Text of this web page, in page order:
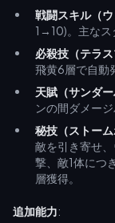
戦闘スキル（ウ
1→10)。主なス
必殺技（テラス
飛黄6層で自動
天賦（サンダー
ンの間ダメー
秘技（ストーム
敵を引き寄せ
撃、敵1体につ
層獲得。
追加能力: